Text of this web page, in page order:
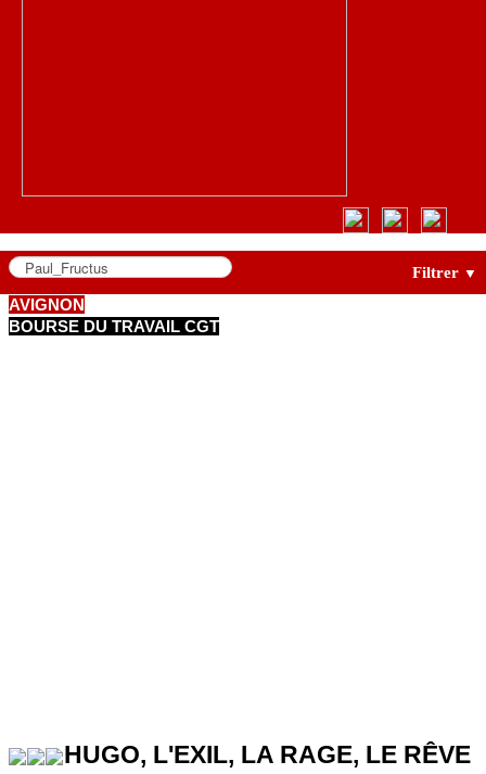
Filtrer ▼
AVIGNON
BOURSE DU TRAVAIL CGT
HUGO, L'EXIL, LA RAGE, LE RÊVE